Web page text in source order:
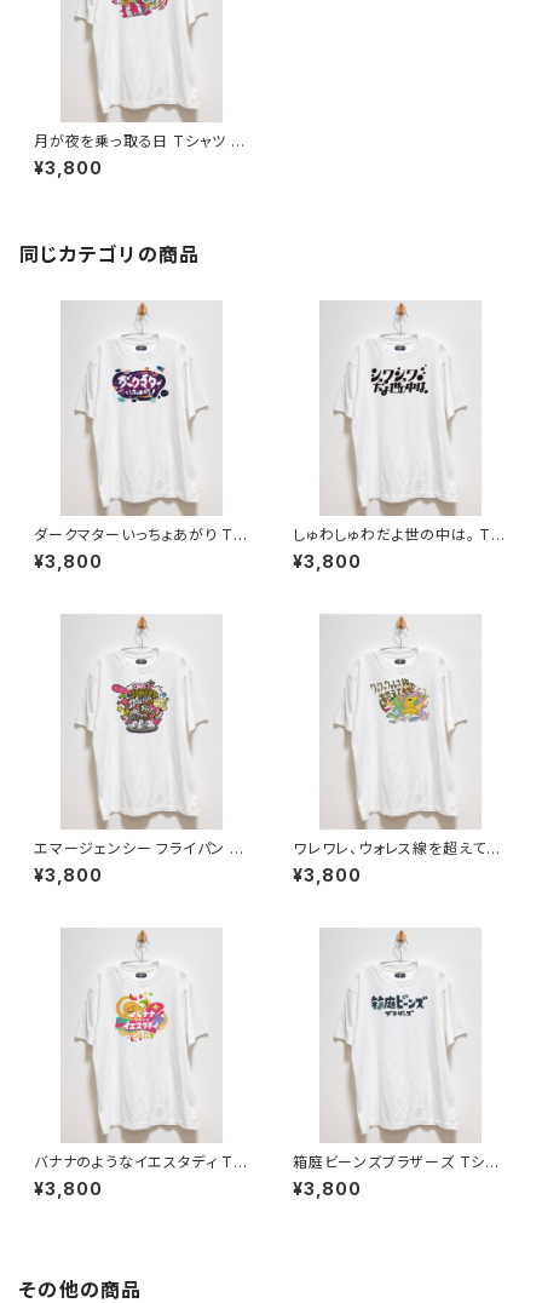
月が夜を乗っ取る日 Tシャツ 6.
2オンス
¥3,800
同じカテゴリの商品
ダークマターいっちょあがり Tシ
ャツ 6.2オンス
¥3,800
しゅわしゅわだよ世の中は。 Tシ
ャツ 6.2オンス
¥3,800
エマージェンシー フライパン ア
ラーム Tシャツ 6.2オンス
¥3,800
ワレワレ、ウォレス線を超えてき
た Tシャツ 6.2オンス
¥3,800
バナナのようなイエスタディ Tシ
ャツ 6.2オンス
¥3,800
箱庭ビーンズブラザーズ Tシャ
ツ 6.2オンス
¥3,800
その他の商品